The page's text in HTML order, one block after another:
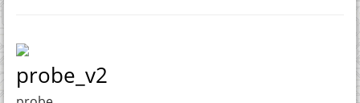
probe_v2